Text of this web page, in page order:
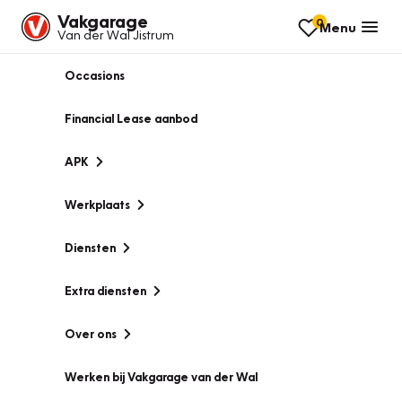
Vakgarage
Van der Wal Jistrum
0Menu
Occasions
Financial Lease aanbod
APK
Werkplaats
Diensten
Extra diensten
Over ons
Werken bij Vakgarage van der Wal